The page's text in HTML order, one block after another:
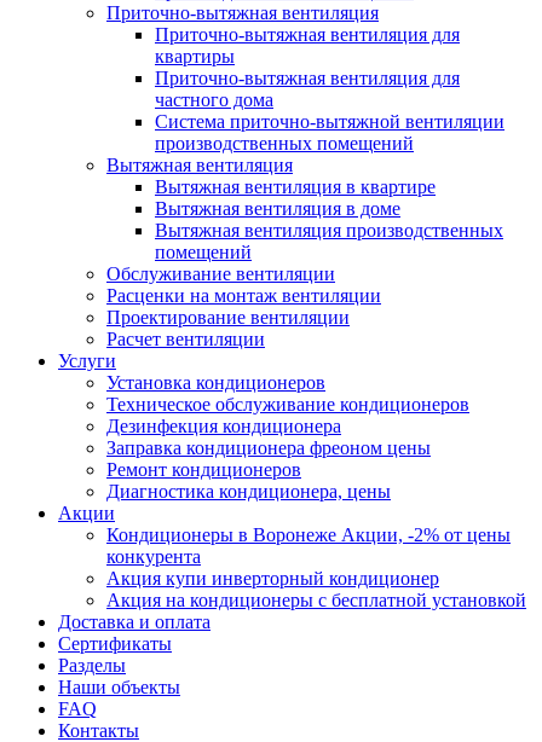
Приточно-вытяжная вентиляция
Приточно-вытяжная вентиляция для
квартиры
Приточно-вытяжная вентиляция для
частного дома
Система приточно-вытяжной вентиляции
производственных помещений
Вытяжная вентиляция
Вытяжная вентиляция в квартире
Вытяжная вентиляция в доме
Вытяжная вентиляция производственных
помещений
Обслуживание вентиляции
Расценки на монтаж вентиляции
Проектирование вентиляции
Расчет вентиляции
Услуги
Установка кондиционеров
Техническое обслуживание кондиционеров
Дезинфекция кондиционера
Заправка кондиционера фреоном цены
Ремонт кондиционеров
Диагностика кондиционера, цены
Акции
Кондиционеры в Воронеже Акции, -2% от цены
конкурента
Акция купи инверторный кондиционер
Акция на кондиционеры с бесплатной установкой
Доставка и оплата
Сертификаты
Разделы
Наши объекты
FAQ
Контакты